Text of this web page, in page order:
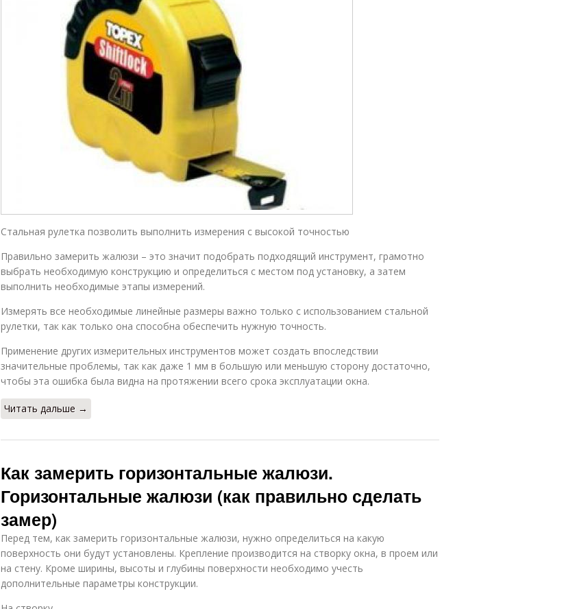
Стальная рулетка позволить выполнить измерения с высокой точностью
Правильно замерить жалюзи – это значит подобрать подходящий инструмент, грамотно
выбрать необходимую конструкцию и определиться с местом под установку, а затем
выполнить необходимые этапы измерений.
Измерять все необходимые линейные размеры важно только с использованием стальной
рулетки, так как только она способна обеспечить нужную точность.
Применение других измерительных инструментов может создать впоследствии
значительные проблемы, так как даже 1 мм в большую или меньшую сторону достаточно,
чтобы эта ошибка была видна на протяжении всего срока эксплуатации окна.
Читать дальше →
Как замерить горизонтальные жалюзи.
Горизонтальные жалюзи (как правильно сделать
замер)
Перед тем, как замерить горизонтальные жалюзи, нужно определиться на какую
поверхность они будут установлены. Крепление производится на створку окна, в проем или
на стену. Кроме ширины, высоты и глубины поверхности необходимо учесть
дополнительные параметры конструкции.